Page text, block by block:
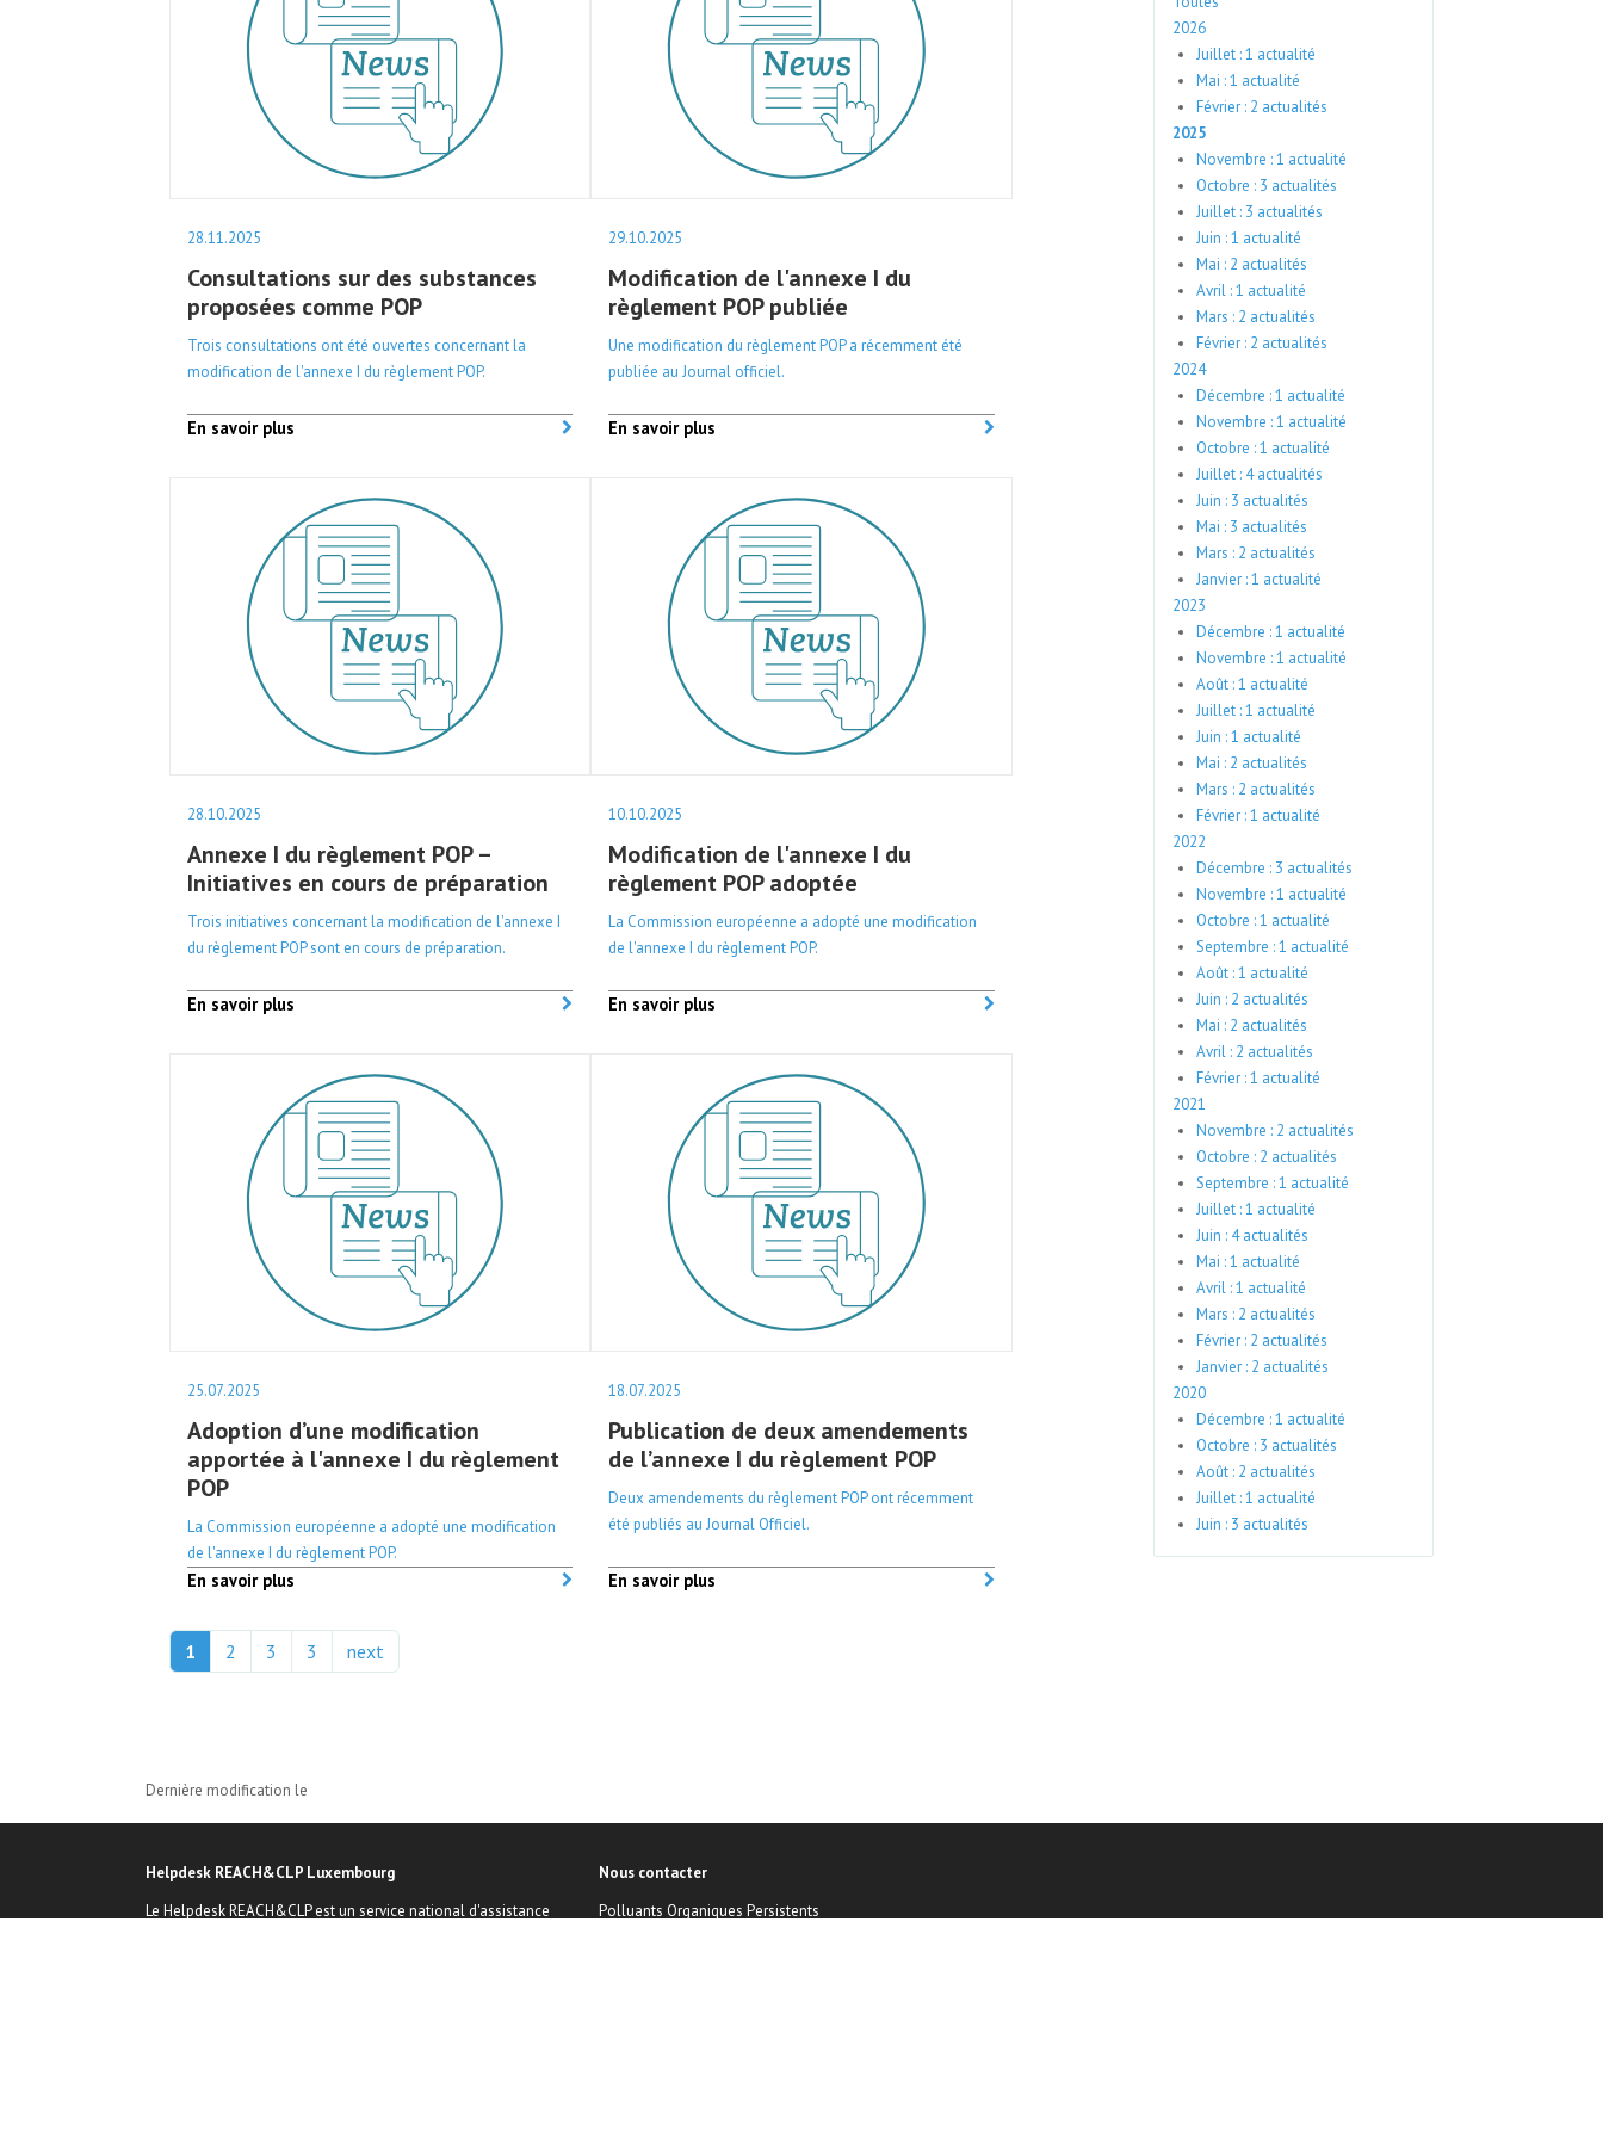
28.11.2025
Consultations sur des substances
proposées comme POP
Trois consultations ont été ouvertes concernant la
modification de l'annexe I du règlement POP.
En savoir plus
29.10.2025
Modification de l'annexe I du
règlement POP publiée
Une modification du règlement POP a récemment été
publiée au Journal officiel.
En savoir plus
28.10.2025
Annexe I du règlement POP –
Initiatives en cours de préparation
Trois initiatives concernant la modification de l'annexe I
du règlement POP sont en cours de préparation.
En savoir plus
10.10.2025
Modification de l'annexe I du
règlement POP adoptée
La Commission européenne a adopté une modification
de l'annexe I du règlement POP.
En savoir plus
25.07.2025
Adoption d’une modification
apportée à l'annexe I du règlement
POP
La Commission européenne a adopté une modification
de l'annexe I du règlement POP.
En savoir plus
18.07.2025
Publication de deux amendements
de l’annexe I du règlement POP
Deux amendements du règlement POP ont récemment
été publiés au Journal Officiel.
En savoir plus
1 2 3 3 next
2026
Juillet : 1 actualité
Mai : 1 actualité
Février : 2 actualités
2025
Novembre : 1 actualité
Octobre : 3 actualités
Juillet : 3 actualités
Juin : 1 actualité
Mai : 2 actualités
Avril : 1 actualité
Mars : 2 actualités
Février : 2 actualités
2024
Décembre : 1 actualité
Novembre : 1 actualité
Octobre : 1 actualité
Juillet : 4 actualités
Juin : 3 actualités
Mai : 3 actualités
Mars : 2 actualités
Janvier : 1 actualité
2023
Décembre : 1 actualité
Novembre : 1 actualité
Août : 1 actualité
Juillet : 1 actualité
Juin : 1 actualité
Mai : 2 actualités
Mars : 2 actualités
Février : 1 actualité
2022
Décembre : 3 actualités
Novembre : 1 actualité
Octobre : 1 actualité
Septembre : 1 actualité
Août : 1 actualité
Juin : 2 actualités
Mai : 2 actualités
Avril : 2 actualités
Février : 1 actualité
2021
Novembre : 2 actualités
Octobre : 2 actualités
Septembre : 1 actualité
Juillet : 1 actualité
Juin : 4 actualités
Mai : 1 actualité
Avril : 1 actualité
Mars : 2 actualités
Février : 2 actualités
Janvier : 2 actualités
2020
Décembre : 1 actualité
Octobre : 3 actualités
Août : 2 actualités
Juillet : 1 actualité
Juin : 3 actualités
Dernière modification le
Helpdesk REACH&CLP Luxembourg
Le Helpdesk REACH&CLP est un service national d'assistance
Nous contacter
Polluants Organiques Persistents